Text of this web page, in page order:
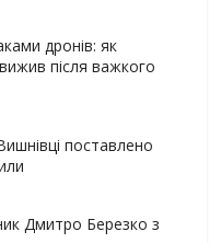
дронів: як
після важкого
поставлено
Дмитро Березко з